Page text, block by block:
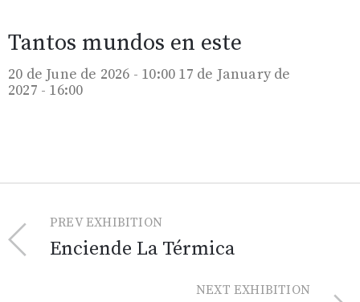
Tantos mundos en este
20 de June de 2026 - 10:00 17 de January de
2027 - 16:00
PREV EXHIBITION
Enciende La Térmica
NEXT EXHIBITION